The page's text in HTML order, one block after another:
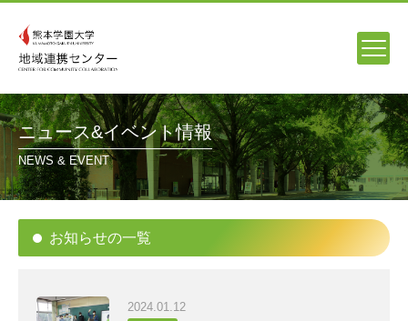
ニュース&イベント情報
NEWS & EVENT
お知らせの一覧
2024.01.12